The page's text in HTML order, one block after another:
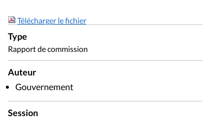
Télécharger le fichier
Type
Rapport de commission
Auteur
Gouvernement
Session